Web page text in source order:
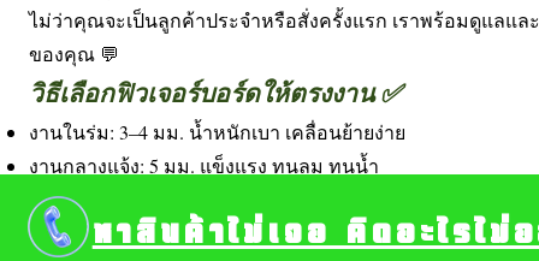
ไม่ว่าคุณจะเป็นลูกค้าประจำหรือสั่งครั้งแรก เราพร้อมดูแลแล
ของคุณ 💬
วิธีเลือกฟิวเจอร์บอร์ดให้ตรงงาน ✅
งานในร่ม: 3–4 มม. น้ำหนักเบา เคลื่อนย้ายง่าย
งานกลางแจ้ง: 5 มม. แข็งแรง ทนลม ทนน้ำ
งานพิมพ์สี: เลือกผิวเรียบ สีขาว เพื่อความคมชัด
งานตัดไดคัท: เลือกความหนาที่ไม่แตกขอบ
หาสินค้าไม่เจอ คิดอะไรไ